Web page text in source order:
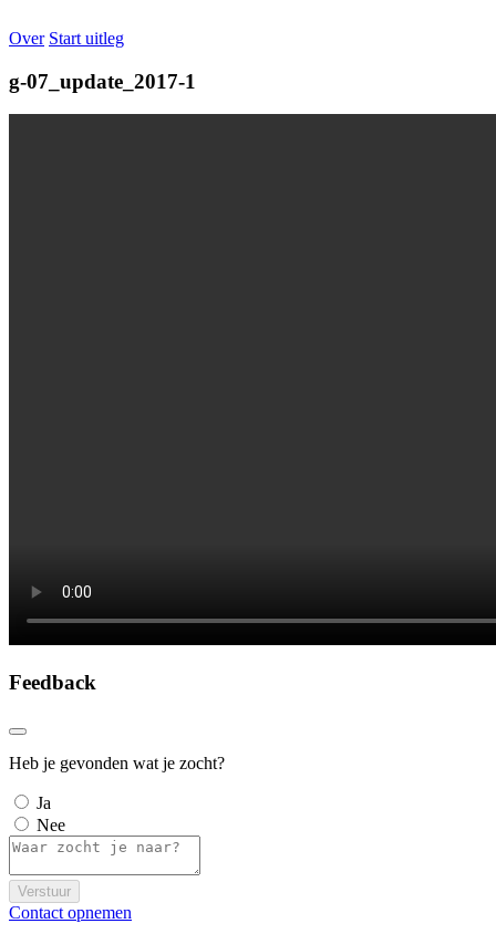
Over Start uitleg
g-07_update_2017-1
Feedback
Heb je gevonden wat je zocht?
Ja
Nee
Verstuur
Contact opnemen